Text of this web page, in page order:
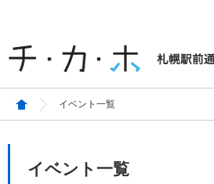
イベント一覧
イベント一覧